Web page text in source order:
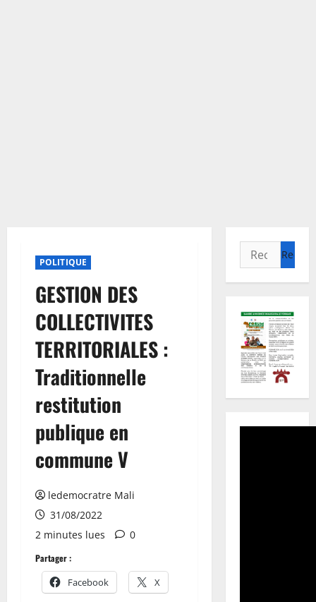
POLITIQUE
GESTION DES
COLLECTIVITES
TERRITORIALES :
Traditionnelle
restitution
publique en
commune V
ledemocratre Mali
31/08/2022
2 minutes lues
0
Partager :
Facebook X
Rechercher :